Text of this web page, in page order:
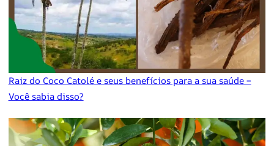
Raiz do Coco Catolé e seus benefícios para a sua saúde –
Você sabia disso?